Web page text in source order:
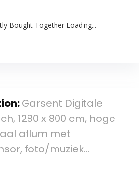
Bought Together Loading...
Garsent Digitale
1280 x 800 cm, hoge
aflum met
foto/muziek…